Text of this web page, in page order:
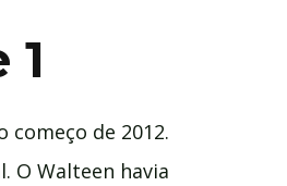
1
começo de 2012.
O Walteen havia